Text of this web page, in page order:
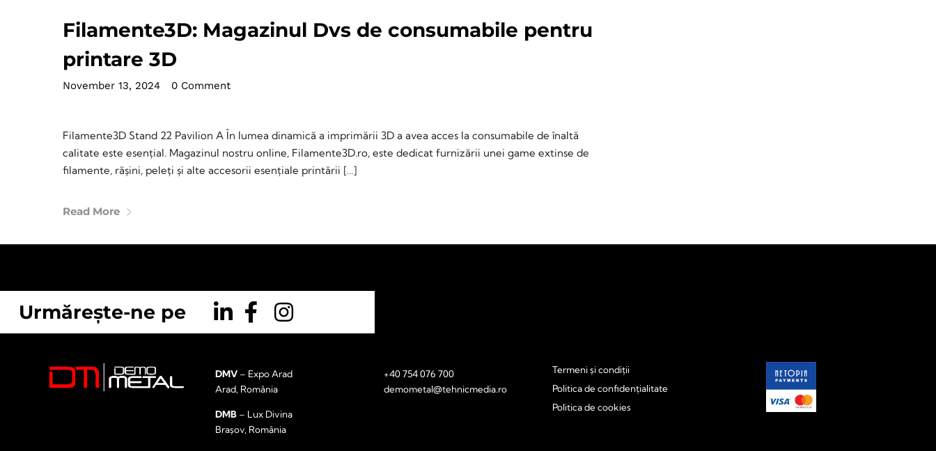
Filamente3D: Magazinul Dvs de consumabile pentru
printare 3D
November 13, 2024 0 Comment
Filamente3D Stand 22 Pavilion A În lumea dinamică a imprimării 3D a avea acces la consumabile de înaltă
calitate este esențial. Magazinul nostru online, Filamente3D.ro, este dedicat furnizării unei game ex­tinse de
filamente, rășini, peleți și alte accesorii esențiale printării […]
Read More
Urmărește-ne pe
DMV – Expo Arad
Arad, România
DMB – Lux Divina
Brașov, România
+40 754 076 700
demometal@tehnicmedia.ro
Termeni și condiții
Politica de confidențialitate
Politica de cookies